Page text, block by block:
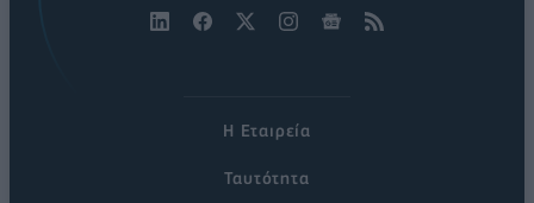
Η Εταιρεία
Ταυτότητα